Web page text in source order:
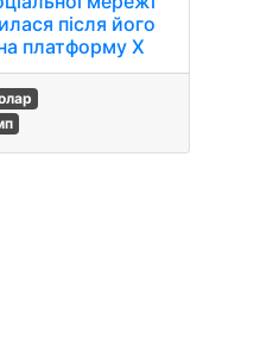
після його
платформу Х